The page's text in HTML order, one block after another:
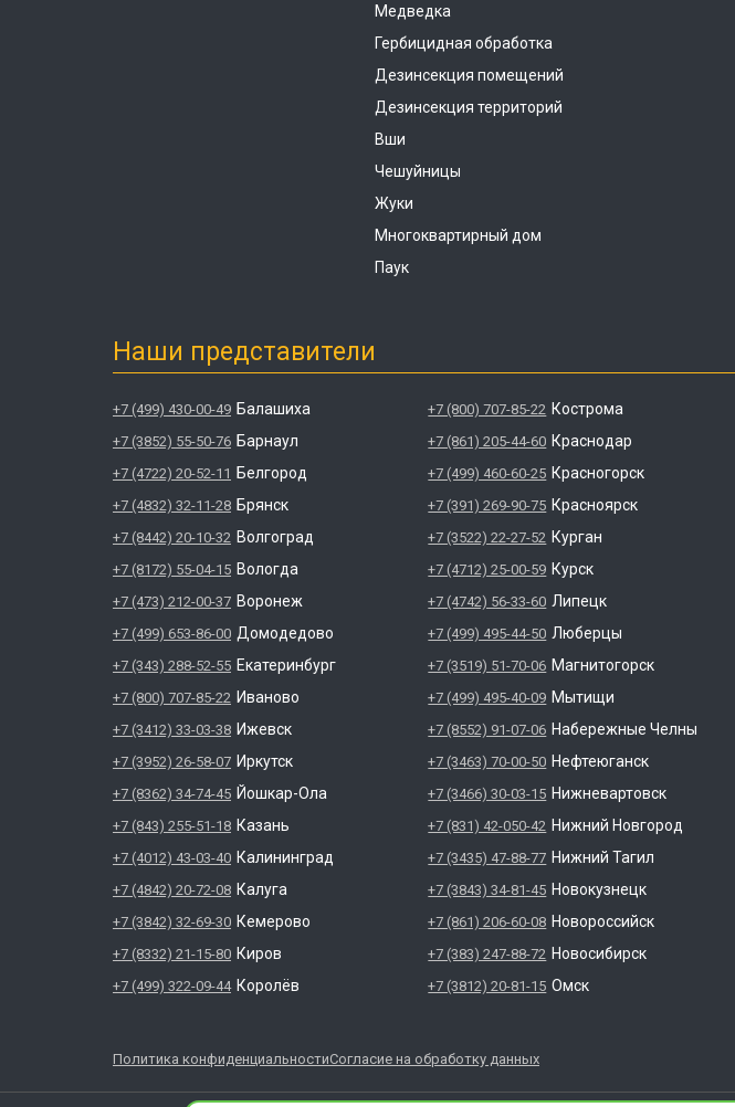
Медведка
Гербицидная обработка
Дезинсекция помещений
Дезинсекция территорий
Вши
Чешуйницы
Жуки
Многоквартирный дом
Паук
Наши представители
+7 (499) 430-00-49 Балашиха
+7 (3852) 55-50-76 Барнаул
+7 (4722) 20-52-11 Белгород
+7 (4832) 32-11-28 Брянск
+7 (8442) 20-10-32 Волгоград
+7 (8172) 55-04-15 Вологда
+7 (473) 212-00-37 Воронеж
+7 (499) 653-86-00 Домодедово
+7 (343) 288-52-55 Екатеринбург
+7 (800) 707-85-22 Иваново
+7 (3412) 33-03-38 Ижевск
+7 (3952) 26-58-07 Иркутск
+7 (8362) 34-74-45 Йошкар-Ола
+7 (843) 255-51-18 Казань
+7 (4012) 43-03-40 Калининград
+7 (4842) 20-72-08 Калуга
+7 (3842) 32-69-30 Кемерово
+7 (8332) 21-15-80 Киров
+7 (499) 322-09-44 Королёв
+7 (800) 707-85-22 Кострома
+7 (861) 205-44-60 Краснодар
+7 (499) 460-60-25 Красногорск
+7 (391) 269-90-75 Красноярск
+7 (3522) 22-27-52 Курган
+7 (4712) 25-00-59 Курск
+7 (4742) 56-33-60 Липецк
+7 (499) 495-44-50 Люберцы
+7 (3519) 51-70-06 Магнитогорск
+7 (499) 495-40-09 Мытищи
+7 (8552) 91-07-06 Набережные Челны
+7 (3463) 70-00-50 Нефтеюганск
+7 (3466) 30-03-15 Нижневартовск
+7 (831) 42-050-42 Нижний Новгород
+7 (3435) 47-88-77 Нижний Тагил
+7 (3843) 34-81-45 Новокузнецк
+7 (861) 206-60-08 Новороссийск
+7 (383) 247-88-72 Новосибирск
+7 (3812) 20-81-15 Омск
Политика конфиденциальностиСогласие на обработку данных